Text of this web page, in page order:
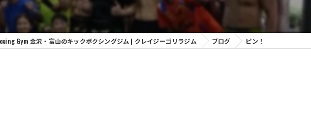
Gym 金沢・富山のキックボクシングジム | クレイジーゴリラジム ブログ ピン！